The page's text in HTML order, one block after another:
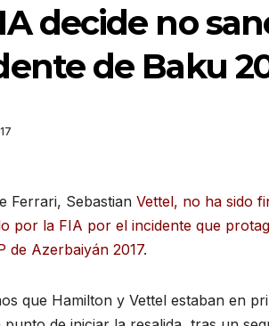
decide no
de Baku
Ferrari, Sebastian Vettel, no ha sido
por la FIA por el incidente que
de Azerbaiyán 2017.
que Hamilton y Vettel estaban en